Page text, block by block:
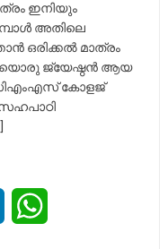
ഇനിയും
അതിലെ
ഒരിക്കൽ മാത്രം
ജ്യേഷ്ഠൻ ആയ
കോളജ്
LinkedIn